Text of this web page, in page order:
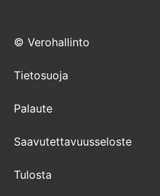
© Verohallinto
Tietosuoja
Palaute
Saavutettavuusseloste
Tulosta